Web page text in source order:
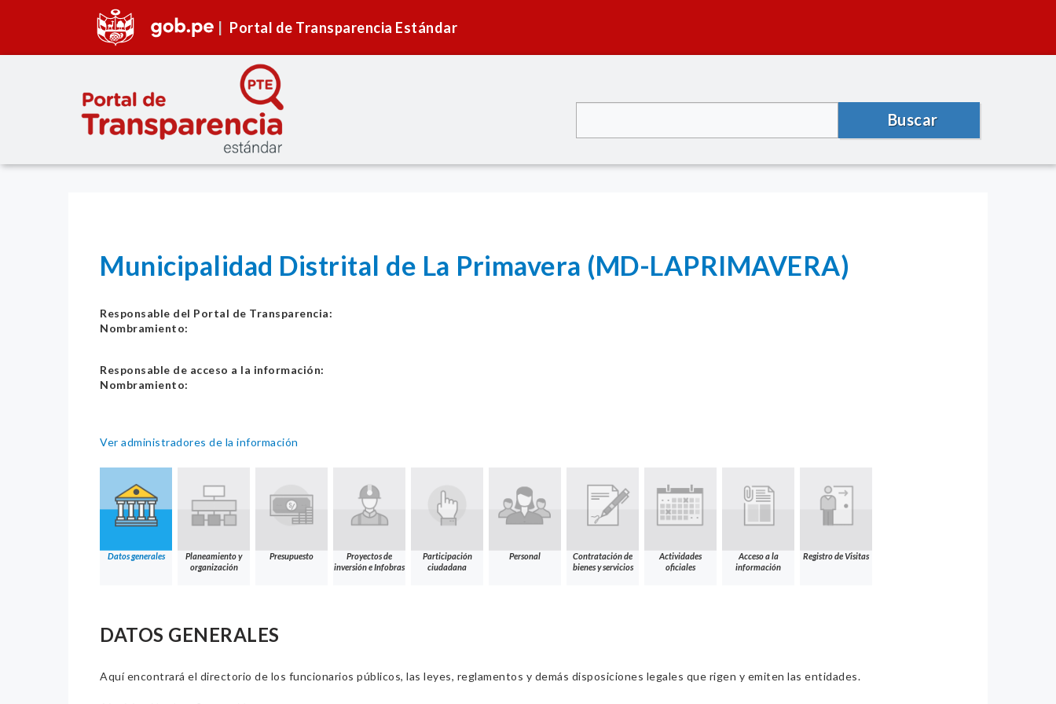
Portal de Transparencia Estándar
Buscar
Municipalidad Distrital de La Primavera (MD-LAPRIMAVERA)
Responsable del Portal de Transparencia:
Nombramiento:
Responsable de acceso a la información:
Nombramiento:
Ver administradores de la información
Datos generales
Planeamiento y
organización
Presupuesto
Proyectos de
inversión e Infobras
Participación
ciudadana
Personal
Contratación de
bienes y servicios
Actividades
oficiales
Acceso a la
información
Registro de Visitas
DATOS GENERALES
Aquí encontrará el directorio de los funcionarios públicos, las leyes, reglamentos y demás disposiciones legales que rigen y emiten las entidades.